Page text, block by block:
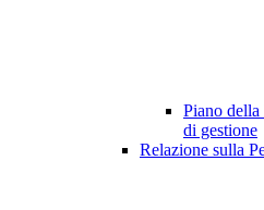
Piano della
di gestione
Relazione sulla